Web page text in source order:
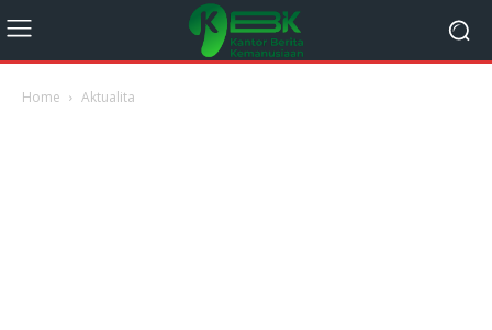
Home Aktualita